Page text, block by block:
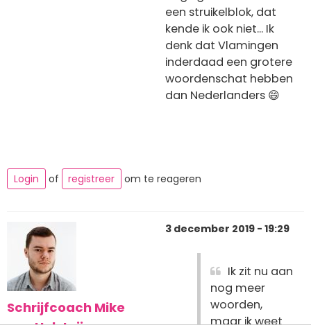
een struikelblok, dat
kende ik ook niet... Ik
denk dat Vlamingen
inderdaad een grotere
woordenschat hebben
dan Nederlanders 😄
Login of registreer om te reageren
Schrijfcoach Mike
van Holsteijn
3 december 2019 - 19:29
Ik zit nu aan
nog meer
woorden,
maar ik weet